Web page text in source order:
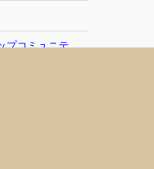
プコミュニテ